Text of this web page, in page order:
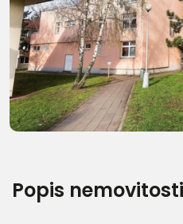
Další
Popis nemovitosti